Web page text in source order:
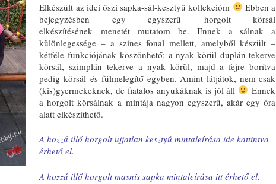
Elkészült az idei őszi sapka-sál-kesztyű kollekcióm
Ebben a
bejegyzésben egy egyszerű horgolt körsál
elkészítésének menetét mutatom be. Ennek a sálnak a
különlegessége – a színes fonal mellett, amelyből készült –
kétféle funkciójának köszönhető: a nyak körül duplán tekerve
körsál, szimplán tekerve a nyak körül, majd a fejre borítva
pedig körsál és fülmelegítő egyben. Amint látjátok, nem csak
(kis)gyermekeknek, de fiatalos anyukáknak is jól áll
Ennek
a horgolt körsálnak a mintája nagyon egyszerű, akár egy óra
alatt elkészíthető.
A hozzá illő horgolt ujjatlan kesztyű mintaleírása ide kattintva
érhető el.
A hozzá illő horgolt masnis sapka mintaleírása itt érhető el.